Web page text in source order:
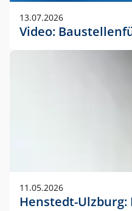
13.07.2026
Video:
11.05.2026
Henstedt-